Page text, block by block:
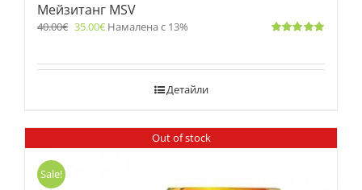
Мейзитанг MSV
40.00€ 35.00€ Намалена с 13%
Детайли
Out of stock
Sale!